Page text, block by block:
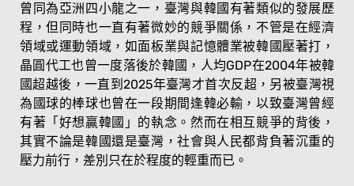
曾同為亞洲四小龍之一，臺灣與韓國有著類似的發展歷
程，但同時也一直有著微妙的競爭關係，不管是在經濟
領域或運動領域，如面板業與記憶體業被韓國壓著打，
晶圓代工也曾一度落後於韓國，人均GDP在2004年被韓
國超越後，一直到2025年臺灣才首次反超，另被臺灣視
為國球的棒球也曾在一段期間逢韓必輸，以致臺灣曾經
有著「好想贏韓國」的執念。然而在相互競爭的背後，
其實不論是韓國還是臺灣，社會與人民都背負著沉重的
壓力前行，差別只在於程度的輕重而已。